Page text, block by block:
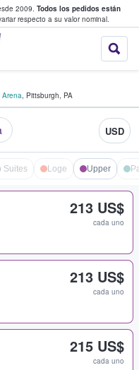
2009. Todos los pedidos están
respecto a su valor nominal.
StubHub:
fans
Arena, Pittsburgh, PA
USD
Suites Loge Upper
213 US$
cada uno
213 US$
cada uno
215 US$
cada uno